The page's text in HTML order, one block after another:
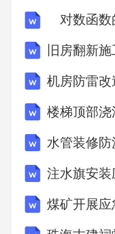
此造成的一切损
本合同约定履行
或第三方遭受损
乙方应按照甲方
生的诉讼费、律
约行为给甲方声
采取措施消除影
币[X]元。3.任何
旧房翻新
机房防雷
楼梯顶部
水管装修
注水旗安
煤矿开展